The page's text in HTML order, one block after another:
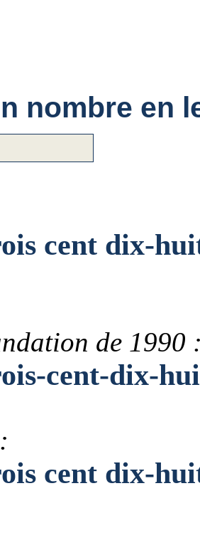
nombre en
dix-huit
de 1990
dix-huit-
dix-huit